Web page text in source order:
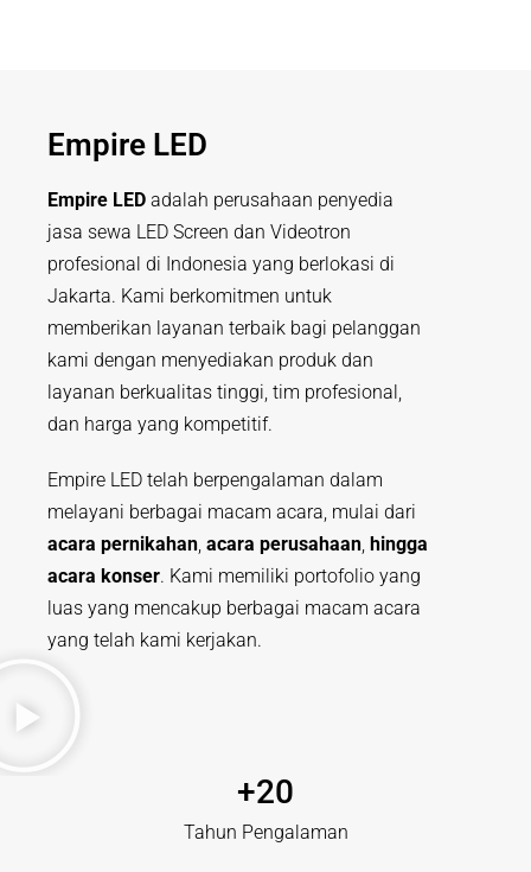
Empire LED
Empire LED adalah perusahaan penyedia
jasa sewa LED Screen dan Videotron
profesional di Indonesia yang berlokasi di
Jakarta. Kami berkomitmen untuk
memberikan layanan terbaik bagi pelanggan
kami dengan menyediakan produk dan
layanan berkualitas tinggi, tim profesional,
dan harga yang kompetitif.
Empire LED telah berpengalaman dalam
melayani berbagai macam acara, mulai dari
acara pernikahan, acara perusahaan, hingga
acara konser. Kami memiliki portofolio yang
luas yang mencakup berbagai macam acara
yang telah kami kerjakan.
Tahun Pengalaman​
+20